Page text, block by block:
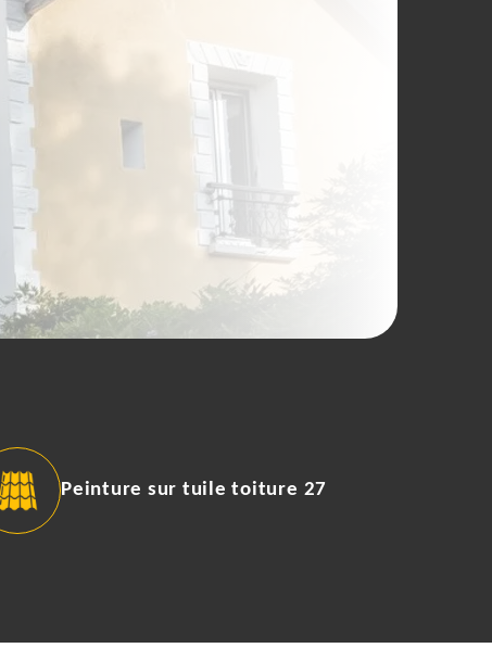
Peinture sur tuile toiture 27